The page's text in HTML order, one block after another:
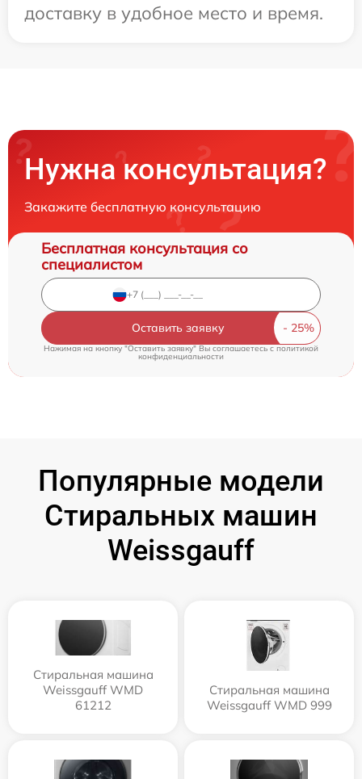
доставку в удобное место и время.
Нужна консультация?
Закажите бесплатную консультацию
Бесплатная консультация со
специалистом
Оставить заявку
Нажимая на кнопку "Оставить заявку" Вы соглашаетесь cполитикой
конфиденциальности
Популярные модели
Стиральных машин
Weissgauff
Стиральная машина
Weissgauff WMD
61212
Стиральная машина
Weissgauff WMD 999